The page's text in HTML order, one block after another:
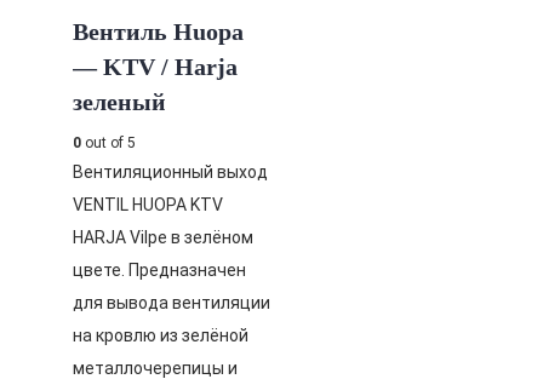
Вентиль Huopa
— KTV / Harja
зеленый
0 out of 5
Вентиляционный выход
VENTIL HUOPA KTV
HARJA Vilpe в зелёном
цвете. Предназначен
для вывода вентиляции
на кровлю из зелёной
металлочерепицы и